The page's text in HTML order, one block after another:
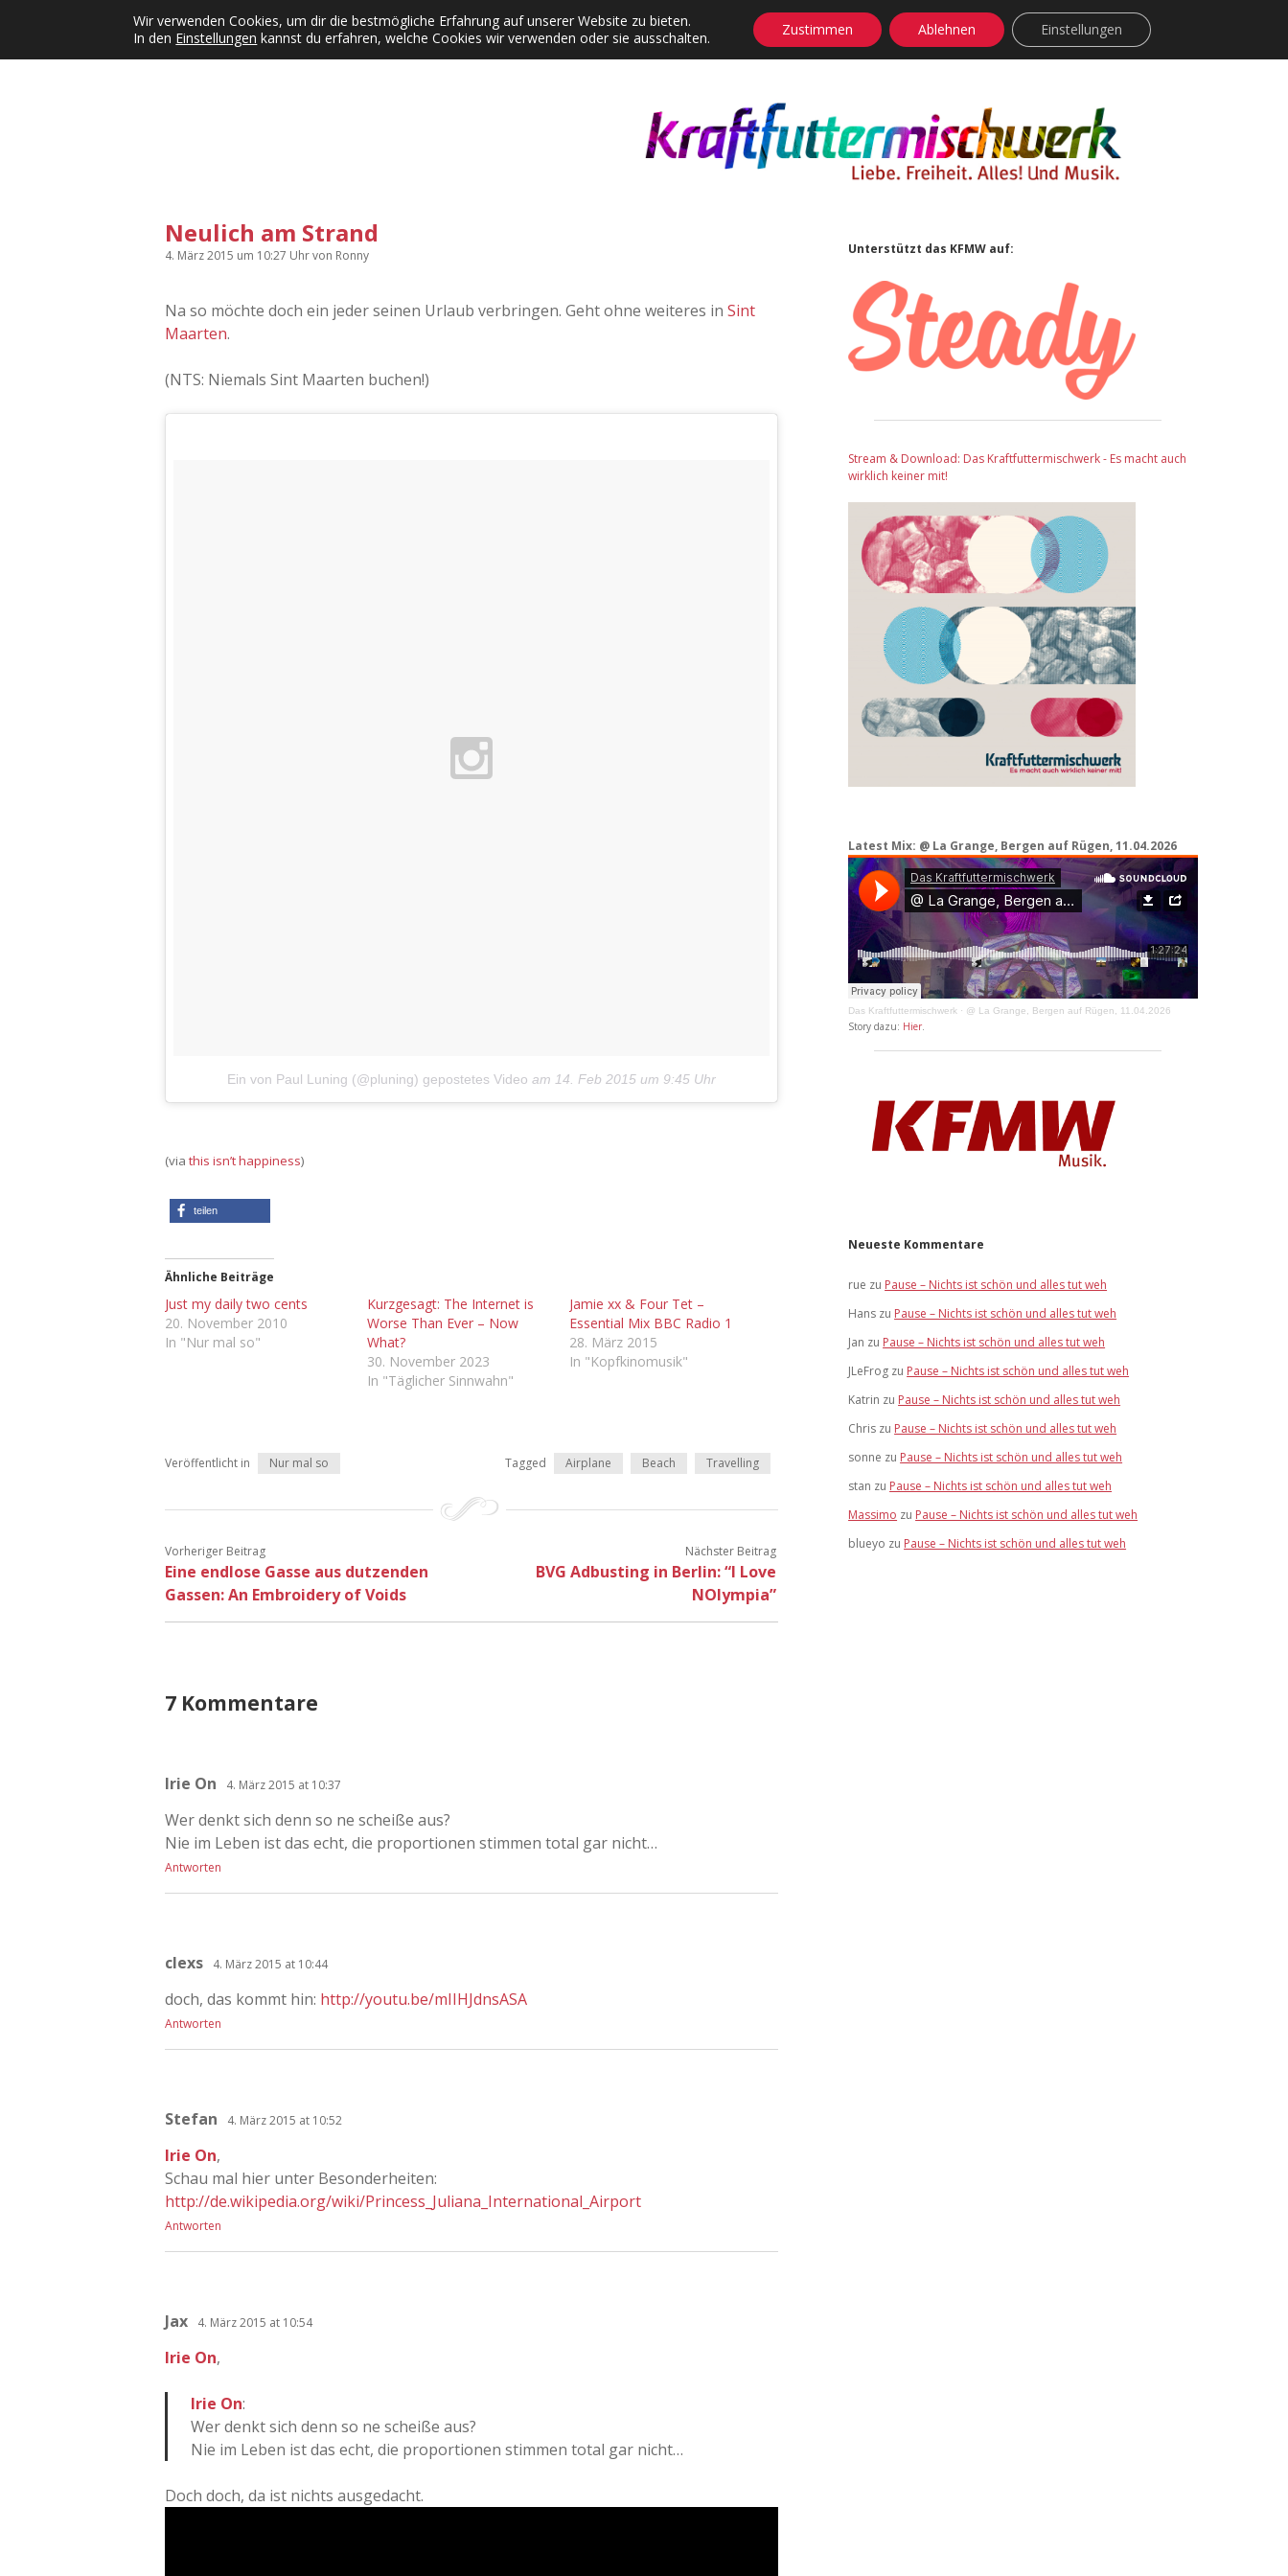
Kategorien Dropdown-Menü öffnen
KFMW-Disco Dates Instagrams Contact Adventskalender Dropdown-Menü öffnen facebook
instagram
rss soundcloud
vimeoBluesky
Neulich am Strand
4. März 2015 um 10:27 Uhrvon Ronny
Na so möchte doch ein jeder seinen Urlaub verbringen. Geht ohne weiteres in Sint
Maarten.
(NTS: Niemals Sint Maarten buchen!)
Ein von Paul Luning (@pluning) gepostetes Video am 14. Feb 2015 um 9:45 Uhr
(via this isn’t happiness)
teilen
Ähnliche Beiträge
Just my daily two cents
20. November 2010
In "Nur mal so"
Kurzgesagt: The Internet is
Worse Than Ever – Now
What?
30. November 2023
In "Täglicher Sinnwahn"
Jamie xx & Four Tet –
Essential Mix BBC Radio 1
28. März 2015
In "Kopfkinomusik"
Veröffentlicht in Nur mal so Tagged Airplane Beach Travelling
Vorheriger Beitrag
Eine endlose Gasse aus dutzenden
Gassen: An Embroidery of Voids
Nächster Beitrag
BVG Adbusting in Berlin: “I Love
NOlympia”
7 Kommentare
Irie On 4. März 2015 at 10:37
Wer denkt sich denn so ne scheiße aus?
Nie im Leben ist das echt, die proportionen stimmen total gar nicht…
Antworten
clexs 4. März 2015 at 10:44
doch, das kommt hin: http://youtu.be/mIIHJdnsASA
Antworten
Stefan 4. März 2015 at 10:52
Irie On,
Schau mal hier unter Besonderheiten:
http://de.wikipedia.org/wiki/Princess_Juliana_International_Airport
Antworten
Jax 4. März 2015 at 10:54
Irie On,
Irie On:
Wer denkt sich denn so ne scheiße aus?
Nie im Leben ist das echt, die proportionen stimmen total gar nicht…
Doch doch, da ist nichts ausgedacht.
Sidebar
Unterstützt das KFMW auf:
Stream & Download: Das Kraftfuttermischwerk - Es macht auch
wirklich keiner mit!
Latest Mix: @ La Grange, Bergen auf Rügen, 11.04.2026
Das Kraftfuttermischwerk · @ La Grange, Bergen auf Rügen, 11.04.2026
Story dazu: Hier.
Neueste Kommentare
rue zu Pause – Nichts ist schön und alles tut weh
Hans zu Pause – Nichts ist schön und alles tut weh
Jan zu Pause – Nichts ist schön und alles tut weh
JLeFrog zu Pause – Nichts ist schön und alles tut weh
Katrin zu Pause – Nichts ist schön und alles tut weh
Chris zu Pause – Nichts ist schön und alles tut weh
sonne zu Pause – Nichts ist schön und alles tut weh
stan zu Pause – Nichts ist schön und alles tut weh
Massimo zu Pause – Nichts ist schön und alles tut weh
blueyo zu Pause – Nichts ist schön und alles tut weh
Wir verwenden Cookies, um dir die bestmögliche Erfahrung auf unserer Website zu bieten.
In den Einstellungen kannst du erfahren, welche Cookies wir verwenden oder sie ausschalten. Zustimmen Ablehnen Einstellungen